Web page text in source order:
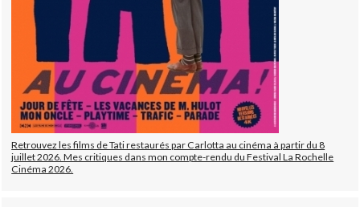
Retrouvez les films de Tati restaurés par Carlotta au cinéma à partir du 8
juillet 2026. Mes critiques dans mon compte-rendu du Festival La Rochelle
Cinéma 2026.